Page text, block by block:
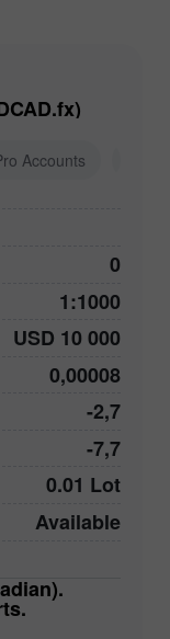
Accounts
0
1:1000
USD 10 000
0,00008
-2,7
-7,7
0.01 Lot
Available